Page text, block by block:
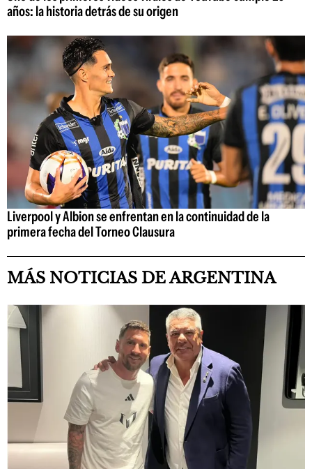
años: la historia detrás de su origen
Liverpool y Albion se enfrentan en la continuidad de la
primera fecha del Torneo Clausura
MÁS NOTICIAS DE ARGENTINA